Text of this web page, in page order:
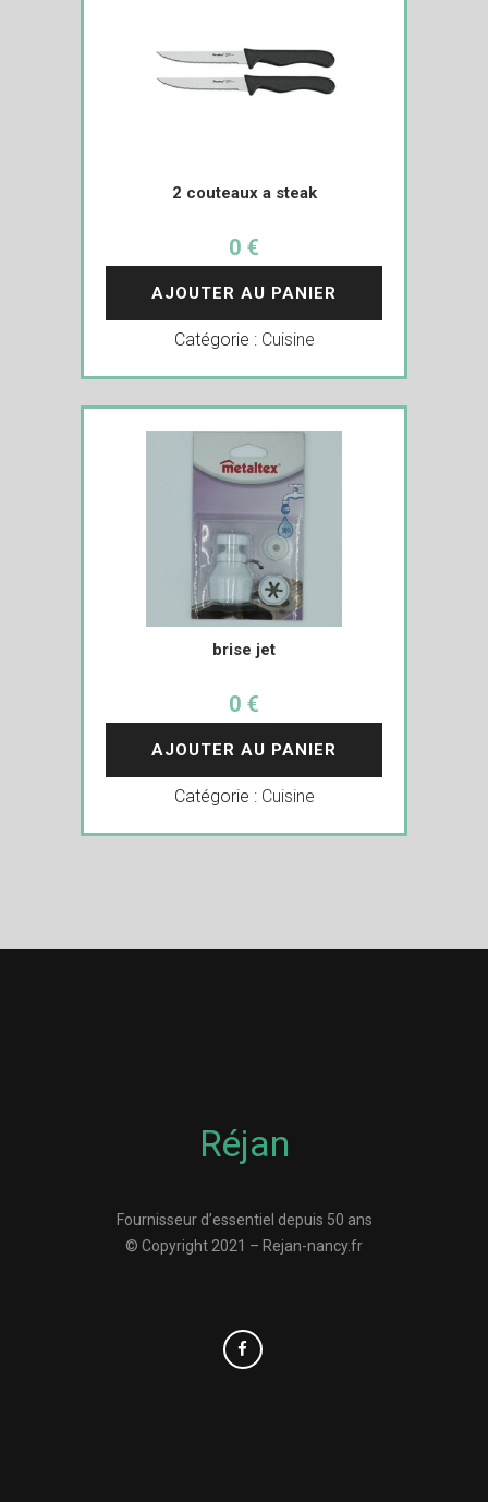
2 couteaux a steak
0 €
AJOUTER AU PANIER
Catégorie : Cuisine
brise jet
0 €
AJOUTER AU PANIER
Catégorie : Cuisine
Réjan
Fournisseur d’essentiel depuis 50 ans
© Copyright 2021 – Rejan-nancy.fr